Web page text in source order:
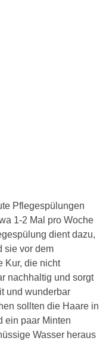
Pflegespülungen
1-2 Mal pro Woche
dient dazu,
sie vor dem
Kur, die nicht
nachhaltig und sorgt
und wunderbar
sollten die Haare in
ein paar Minten
Wasser heraus